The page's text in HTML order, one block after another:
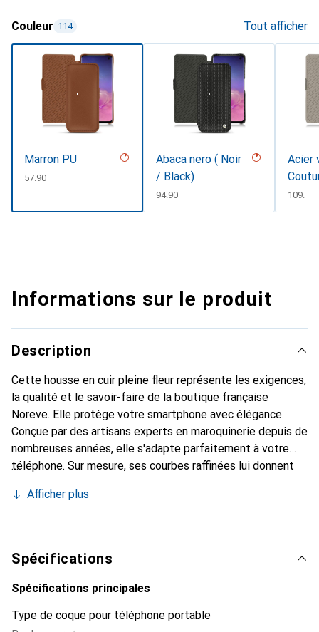
Couleur 114 Tout afficher
Marron PU
CHF
57.90
Abaca nero ( Noir
/ Black)
CHF
94.90
Acier
CHF
109.–
Informations sur le produit
Description
Cette housse en cuir pleine fleur représente les exigences,
la qualité et le savoir-faire de la boutique française
Noreve. Elle protège votre smartphone avec élégance.
Conçue par des artisans experts en maroquinerie depuis de
nombreuses années, elle s'adapte parfaitement à votre
téléphone. Sur mesure, ses courbes raffinées lui donnent
chic et indispensable pour votre smartphone. Reconnaître
marque Noreve est un choix sûr pour une clientèle
exigeante.
Afficher plus
Spécifications
Spécifications principales
Type de coque pour téléphone portable